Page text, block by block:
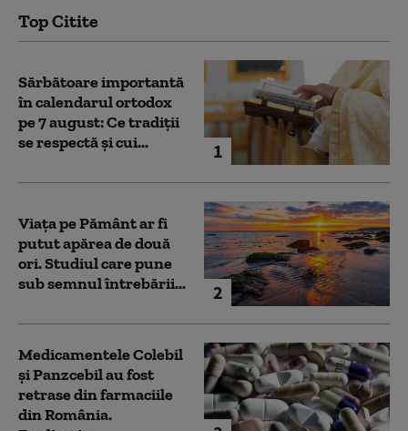
Top Citite
1
Sărbătoare importantă
în calendarul ortodox
pe 7 august: Ce tradiții
se respectă și cui...
2
Viața pe Pământ ar fi
putut apărea de două
ori. Studiul care pune
sub semnul întrebării...
Medicamentele Colebil
și Panzcebil au fost
retrase din farmaciile
din România.